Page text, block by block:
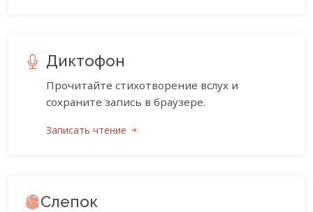
Диктофон
Прочитайте стихотворение вслух и
сохраните запись в браузере.
Записать чтение
Слепок